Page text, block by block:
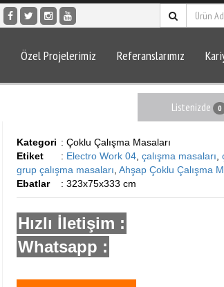
Özel Projelerimiz Referanslarımız
Listenizde 0
Kategori : Çoklu Çalışma Masaları
Etiket
: Electro Work 04, çalışma masaları,
grup çalışma masaları, Ahşap Çoklu Çalışma
Ebatlar
: 323x75x333 cm
Hızlı İletişim :
Whatsapp :